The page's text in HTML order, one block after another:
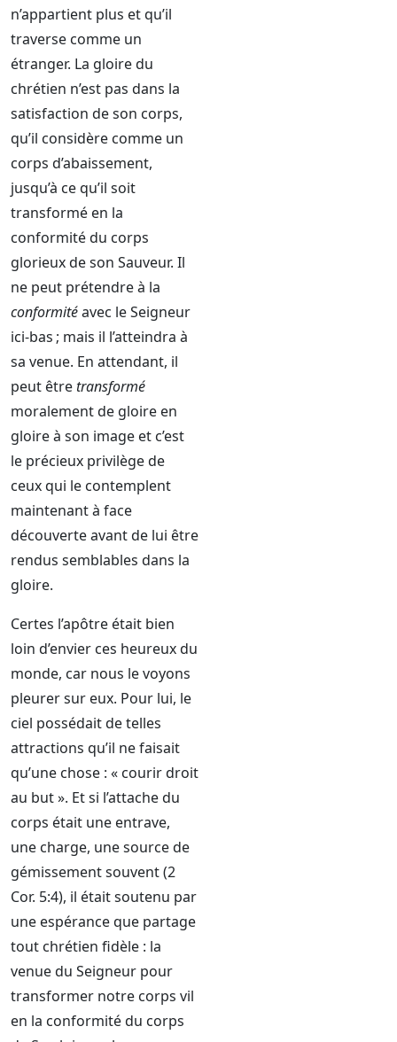
n’appartient plus et qu’il
traverse comme un
étranger. La gloire du
chrétien n’est pas dans la
satisfaction de son corps,
qu’il considère comme un
corps d’abaissement,
jusqu’à ce qu’il soit
transformé en la
conformité du corps
glorieux de son Sauveur. Il
ne peut prétendre à la
conformitéavec le Seigneur
ici-bas ; mais il l’atteindra à
sa venue. En attendant, il
peut êtretransformé
moralement de gloire en
gloire à son image et c’est
le précieux privilège de
ceux qui le contemplent
maintenant à face
découverte avant de lui être
rendus semblables dans la
gloire.
Certes l’apôtre était bien
loin d’envier ces heureux du
monde, car nous le voyons
pleurer sur eux. Pour lui, le
ciel possédait de telles
attractions qu’il ne faisait
qu’une chose : « courir droit
au but ». Et si l’attache du
corps était une entrave,
une charge, une source de
gémissement souvent (2
Cor. 5:4), il était soutenu par
une espérance que partage
tout chrétien fidèle : la
venue du Seigneur pour
transformer notre corps vil
en la conformité du corps